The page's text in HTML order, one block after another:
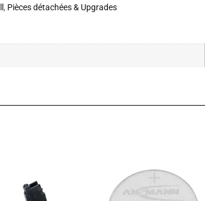
, Pièces détachées & Upgrades